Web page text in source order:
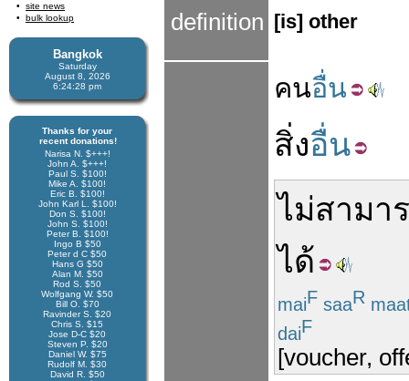
site news
bulk lookup
Bangkok
Saturday
August 8, 2026
6:24:29 pm
Thanks for your
recent donations!
Narisa N. $+++!
John A. $+++!
Paul S. $100!
Mike A. $100!
Eric B. $100!
John Karl L. $100!
Don S. $100!
John S. $100!
Peter B. $100!
Ingo B $50
Peter d C $50
Hans G $50
Alan M. $50
Rod S. $50
Wolfgang W. $50
Bill O. $70
Ravinder S. $20
Chris S. $15
Jose D-C $20
Steven P. $20
Daniel W. $75
Rudolf M. $30
David R. $50
definition [is] other
คนอื่น
สิ่งอื่น
ไม่สามา
ได้
maiF saaR
daiF
[voucher,